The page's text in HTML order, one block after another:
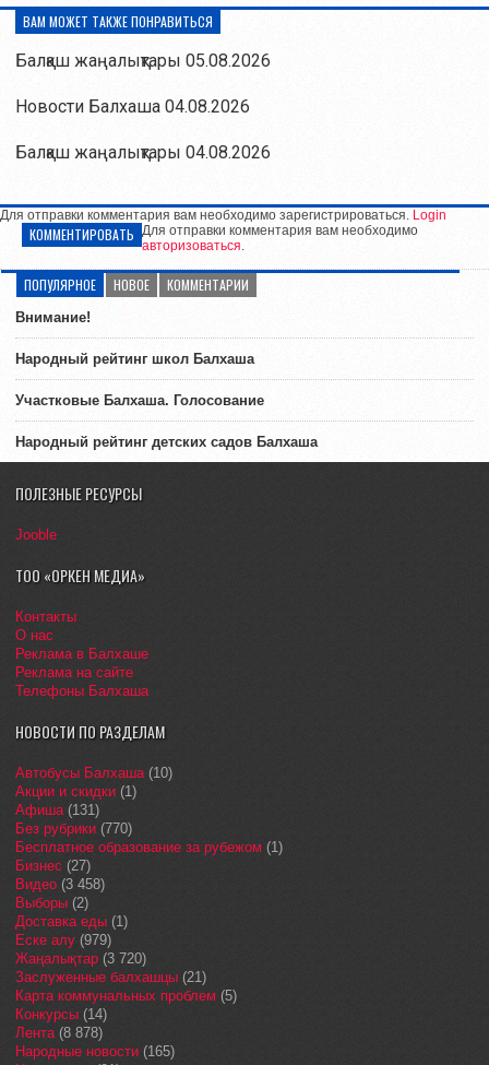
ВАМ МОЖЕТ ТАКЖЕ ПОНРАВИТЬСЯ
Балқаш жаңалықтары 05.08.2026
Новости Балхаша 04.08.2026
Балқаш жаңалықтары 04.08.2026
Для отправки комментария вам необходимо зарегистрироваться. Login
КОММЕНТИРОВАТЬ Для отправки комментария вам необходимо
авторизоваться.
ПОПУЛЯРНОЕ НОВОЕ КОММЕНТАРИИ
Внимание!
Народный рейтинг школ Балхаша
Участковые Балхаша. Голосование
Народный рейтинг детских садов Балхаша
ПОЛЕЗНЫЕ РЕСУРСЫ
Jooble
ТОО «ОРКЕН МЕДИА»
Контакты
О нас
Реклама в Балхаше
Реклама на сайте
Телефоны Балхаша
НОВОСТИ ПО РАЗДЕЛАМ
Автобусы Балхаша(10)
Акции и скидки (1)
Афиша(131)
Без рубрики (770)
Бесплатное образование за рубежом (1)
Бизнес (27)
Видео (3 458)
Выборы (2)
Доставка еды (1)
Еске алу (979)
Жаңалықтар (3 720)
Заслуженные балхашцы (21)
Карта коммунальных проблем (5)
Конкурсы (14)
Лента(8 878)
Народные новости (165)